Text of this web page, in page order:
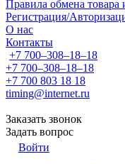
Правила обмена товара
Регистрация/
О нас
Контакты
+7 700‒308‒18‒18
+7 700‒308‒18‒18
+7 700 803 18 18
timing@internet.ru
Заказать звонок
Задать вопрос
Войти